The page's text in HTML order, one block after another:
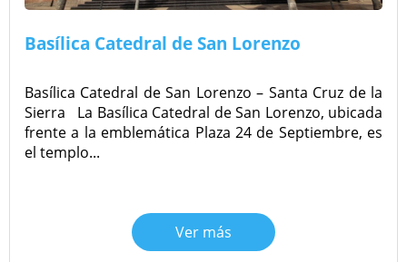
Basílica Catedral de San Lorenzo
Basílica Catedral de San Lorenzo – Santa Cruz de la
Sierra La Basílica Catedral de San Lorenzo, ubicada
frente a la emblemática Plaza 24 de Septiembre, es
el templo...
Ver más